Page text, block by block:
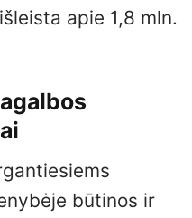
apie 1,8 mln.
būtinos ir